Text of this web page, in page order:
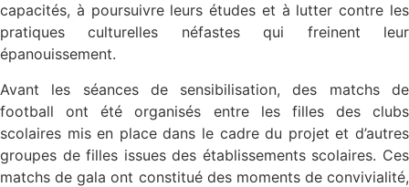
capacités, à poursuivre leurs études et à lutter contre les
pratiques culturelles néfastes qui freinent leur
épanouissement.
Avant les séances de sensibilisation, des matchs de
football ont été organisés entre les filles des clubs
scolaires mis en place dans le cadre du projet et d’autres
groupes de filles issues des établissements scolaires. Ces
matchs de gala ont constitué des moments de convivialité,